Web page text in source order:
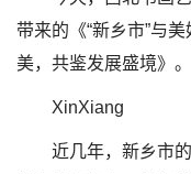
带来的《“新乡市”与
美，共鉴发展盛境》。
XinXiang
近几年，新乡市